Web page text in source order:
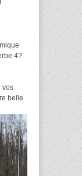
4?
vos
belle